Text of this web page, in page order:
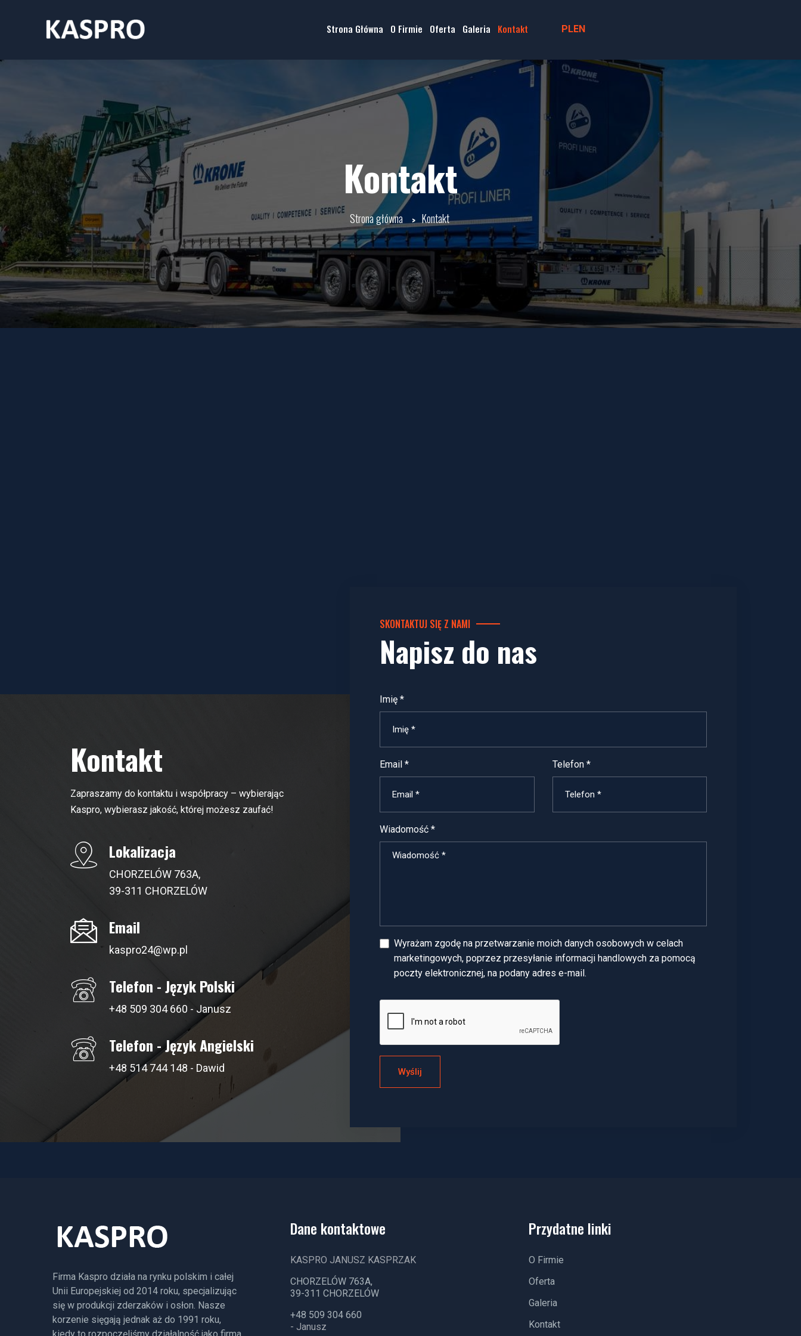
Strona Główna O Firmie Oferta Galeria Kontakt PLEN
Kontakt
Strona główna Kontakt
Kontakt
Zapraszamy do kontaktu i współpracy – wybierając
Kaspro, wybierasz jakość, której możesz zaufać!
Lokalizacja
CHORZELÓW 763A,
39-311 CHORZELÓW
Email
kaspro24@wp.pl
Telefon - Język Polski
+48 509 304 660 - Janusz
Telefon - Język Angielski
+48 514 744 148 - Dawid
SKONTAKTUJ SIĘ Z NAMI
Napisz do nas
Imię *
Email * Telefon *
Wiadomość *
Wyrażam zgodę na przetwarzanie moich danych osobowych w celach
marketingowych, poprzez przesyłanie informacji handlowych za pomocą
poczty elektronicznej, na podany adres e-mail.
Firma Kaspro działa na rynku polskim i całej
Unii Europejskiej od 2014 roku, specjalizując
się w produkcji zderzaków i osłon. Nasze
korzenie sięgają jednak aż do 1991 roku,
Dane kontaktowe
KASPRO JANUSZ KASPRZAK
CHORZELÓW 763A,
39-311 CHORZELÓW
+48 509 304 660
- Janusz
Przydatne linki
O Firmie
Oferta
Galeria
Kontakt